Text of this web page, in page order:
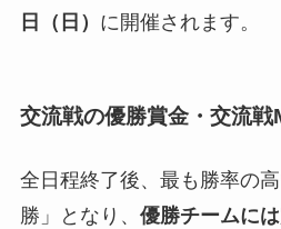
日（日） に開催されます。
交流戦の優勝賞金・交流戦
全日程終了後、最も勝率の
勝」となり、 優勝チームに